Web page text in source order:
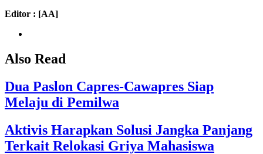
Editor : [AA]
Also Read
Dua Paslon Capres-Cawapres Siap
Melaju di Pemilwa
Aktivis Harapkan Solusi Jangka Panjang
Terkait Relokasi Griya Mahasiswa